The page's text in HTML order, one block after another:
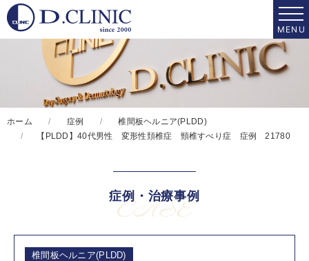
ホーム 症例
椎間板ヘルニア(PLDD)
【PLDD】40代男性 変形性頚椎症 頸椎すべり症 症例 21780
症例・治療事例
CASE
椎間板ヘルニア(PLDD)